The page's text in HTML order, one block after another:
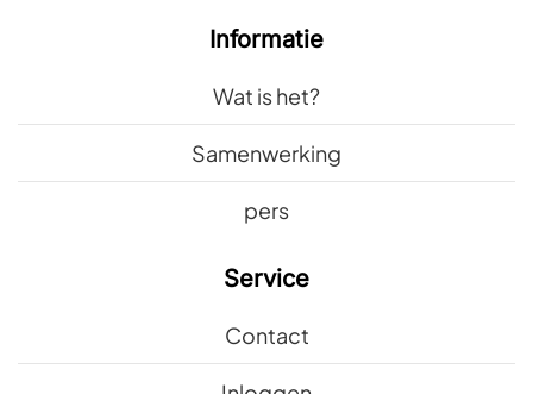
Informatie
Wat is het?
Samenwerking
pers
Service
Contact